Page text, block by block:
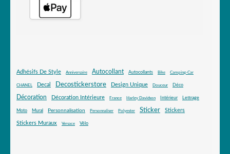
Adhésifs De Style Anniversaire Autocollant Autocollants Bike Camping-Car
CHANEL Decal Decostickerstore Design Unique Douceur Déco
Décoration Décoration Intérieure France Harley Davidson Intérieur Lettrage
Moto Mural Personnalisation Personnaliser Polyester Sticker Stickers
Stickers Muraux Versace Vélo